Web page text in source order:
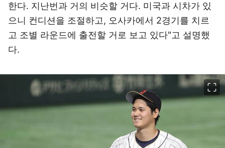
한다. 지난번과 거의 비슷할 거다. 미국과 시차가 있
으니 컨디션을 조절하고, 오사카에서 2경기를 치르
고 조별 라운드에 출전할 거로 보고 있다"고 설명했
다.